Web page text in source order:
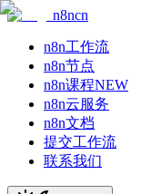
n8ncn
n8n工作流
n8n节点
n8n课程NEW
n8n云服务
n8n文档
提交工作流
联系我们